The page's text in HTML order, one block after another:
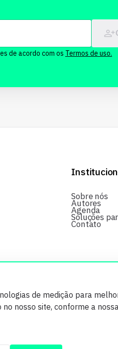
de medição para
nosso site, conforme a
de acordo com os Termos de uso.
Sobre nós
Autores
Agenda
Soluções
Contato